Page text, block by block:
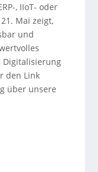
, IIoT- oder
Mai zeigt,
und
Digitalisierung
den Link
über unsere